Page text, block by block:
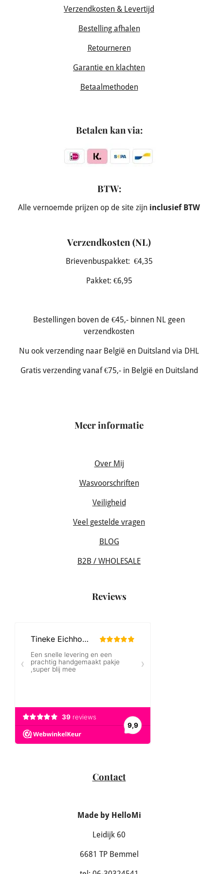
Verzendkosten & Levertijd
Bestelling afhalen
Retourneren
Garantie en klachten
Betaalmethoden
Betalen kan via:
BTW:
Alle vernoemde prijzen op de site zijn inclusief BTW
Verzendkosten (NL)
Brievenbuspakket: €4,35
Pakket: €6,95
Bestellingen boven de €45,- binnen NL geen
verzendkosten
Nu ook verzending naar België en Duitsland via DHL
Gratis verzending vanaf €75,- in België en Duitsland
Meer informatie
Over Mij
Wasvoorschriften
Veiligheid
Veel gestelde vragen
BLOG
B2B / WHOLESALE
Reviews
Contact
Made by HelloMi
Leidijk 60
6681 TP Bemmel